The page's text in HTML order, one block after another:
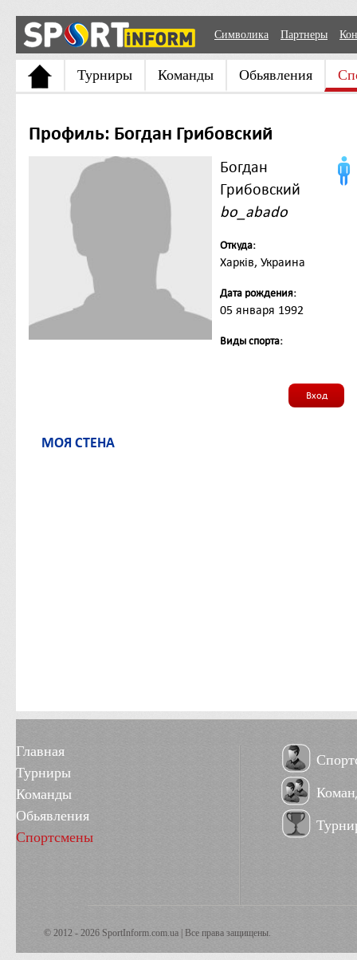
Символика Партнеры
Турниры Команды Обьявления
Профиль: Богдан Грибовский
Богдан
Грибовский
bo_abado
Откуда:
Харків, Украина
Дата рождения:
05 января 1992
Виды спорта:
Вход
МОЯ СТЕНА
Главная
Турниры
Команды
Обьявления
Спортсмены
© 2012 - 2026 SportInform.com.ua | Все права защищены.